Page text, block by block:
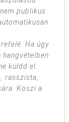
publikus.
Ha úgy
hangvételben
küldd el.
rasszista,
Köszi a